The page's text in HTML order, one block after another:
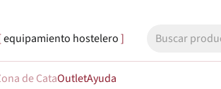
equipamiento hostelero
de CataOutletAyuda